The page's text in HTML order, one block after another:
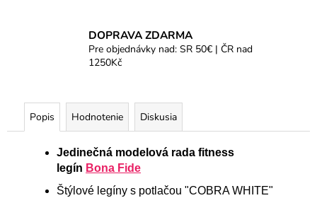
DOPRAVA ZDARMA
Pre objednávky nad: SR 50€ | ČR nad
1250Kč
Popis Hodnotenie Diskusia
Jedinečná modelová rada fitness
legín Bona Fide
Štýlové legíny s potlačou "COBRA WHITE"